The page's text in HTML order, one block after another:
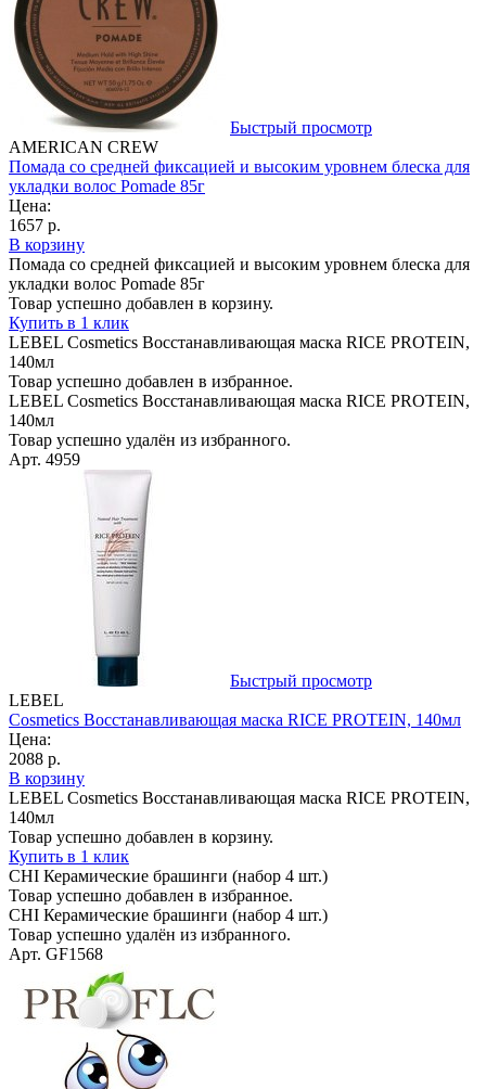
Быстрый просмотр
AMERICAN CREW
Помада со средней фиксацией и высоким уровнем блеска для
укладки волос Pomade 85г
Цена:
1657 р.
В корзину
Помада со средней фиксацией и высоким уровнем блеска для
укладки волос Pomade 85г
Товар успешно добавлен в корзину.
Купить в 1 клик
LEBEL Cosmetics Восстанавливающая маска RICE PROTEIN,
140мл
Товар успешно добавлен в избранное.
LEBEL Cosmetics Восстанавливающая маска RICE PROTEIN,
140мл
Товар успешно удалён из избранного.
Арт. 4959
Быстрый просмотр
LEBEL
Cosmetics Восстанавливающая маска RICE PROTEIN, 140мл
Цена:
2088 р.
В корзину
LEBEL Cosmetics Восстанавливающая маска RICE PROTEIN,
140мл
Товар успешно добавлен в корзину.
Купить в 1 клик
CHI Керамические брашинги (набор 4 шт.)
Товар успешно добавлен в избранное.
CHI Керамические брашинги (набор 4 шт.)
Товар успешно удалён из избранного.
Арт. GF1568